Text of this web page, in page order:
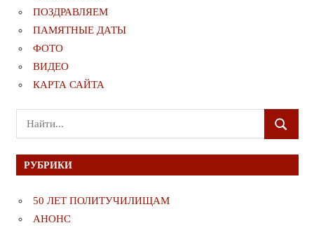
ПОЗДРАВЛЯЕМ
ПАМЯТНЫЕ ДАТЫ
ФОТО
ВИДЕО
КАРТА САЙТА
Поиск
для:
ПОИСК
РУБРИКИ
50 ЛЕТ ПОЛИТУЧИЛИЩАМ
АНОНС